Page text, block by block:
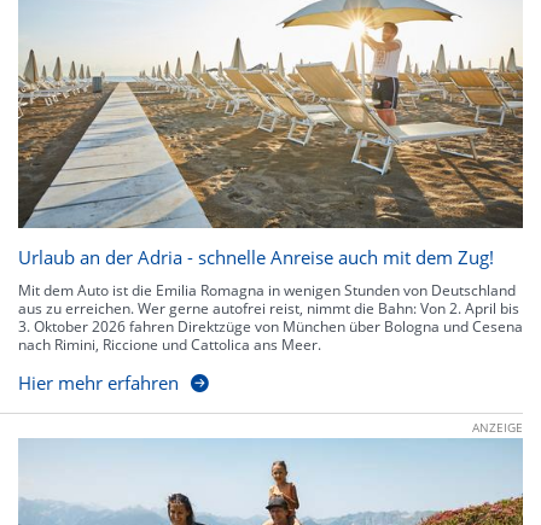
Urlaub an der Adria - schnelle Anreise auch mit dem Zug!
Mit dem Auto ist die Emilia Romagna in wenigen Stunden von Deutschland
aus zu erreichen. Wer gerne autofrei reist, nimmt die Bahn: Von 2. April bis
3. Oktober 2026 fahren Direktzüge von München über Bologna und Cesena
nach Rimini, Riccione und Cattolica ans Meer.
Hier mehr erfahren
ANZEIGE